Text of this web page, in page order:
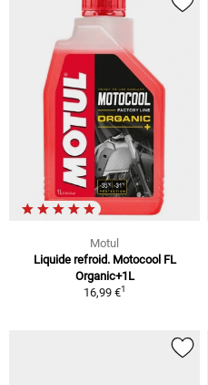
Motul
Liquide refroid. Motocool FL
Organic+1L
16,99 €1